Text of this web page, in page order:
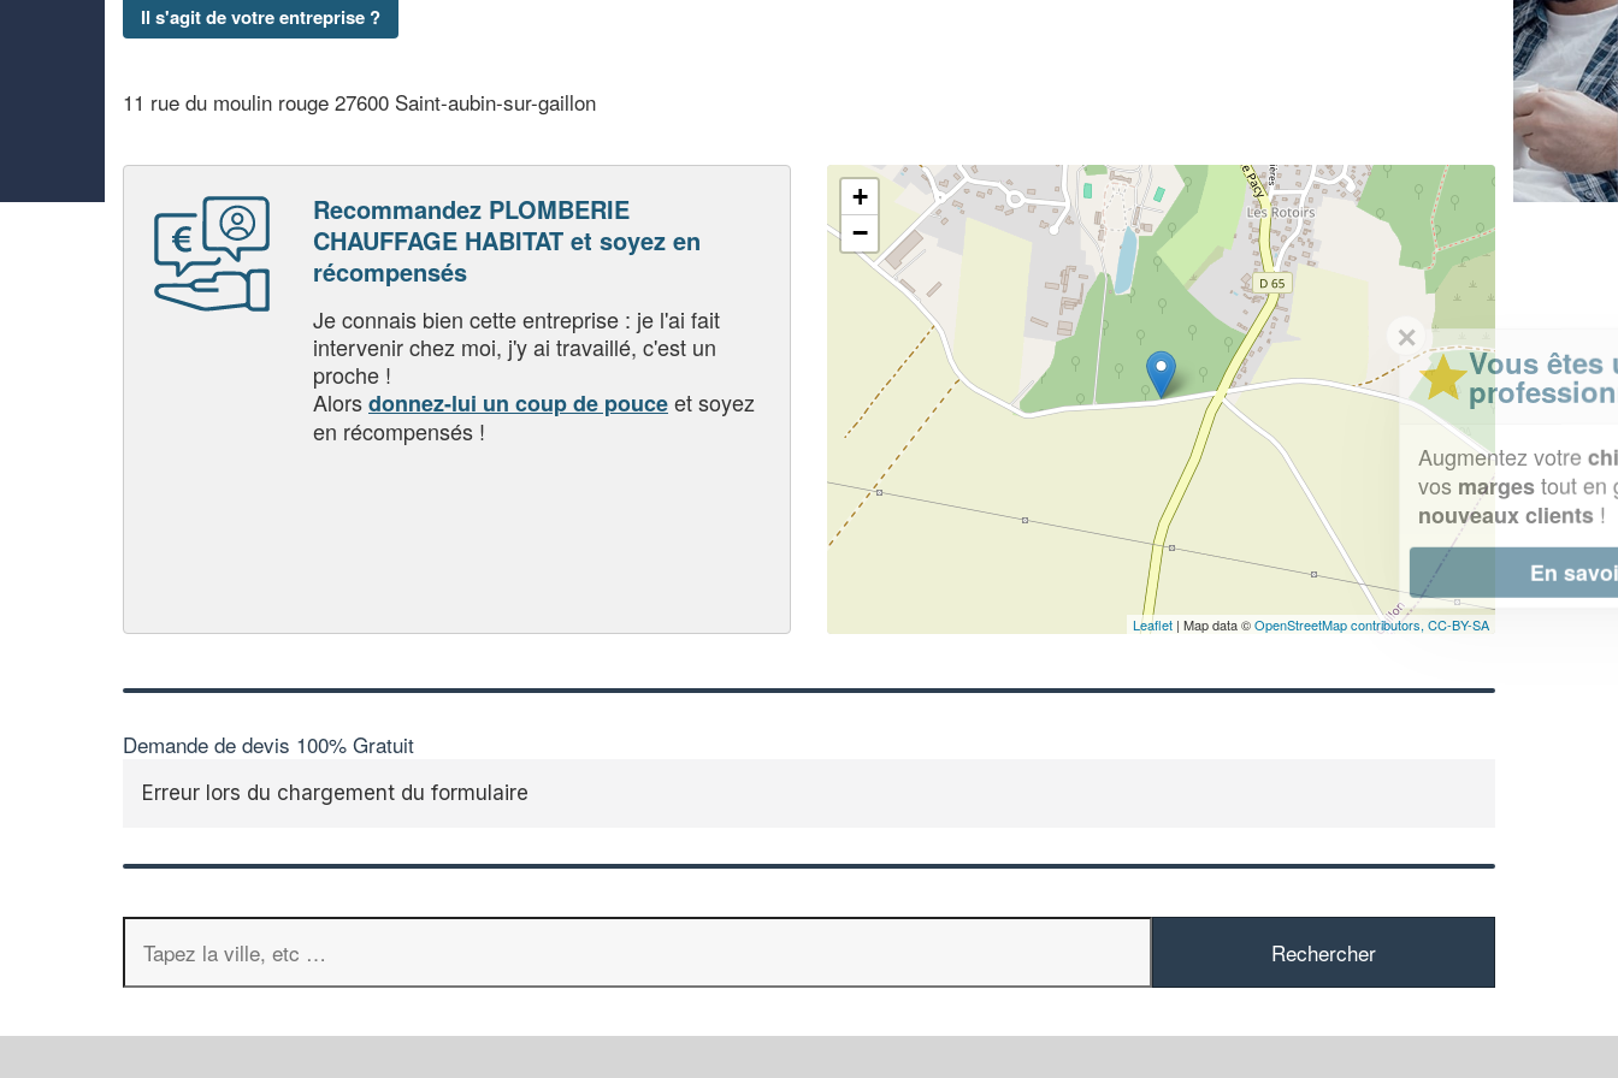
Il s'agit de votre entreprise ?
11 rue du moulin rouge 27600 Saint-aubin-sur-gaillon
Recommandez PLOMBERIE
CHAUFFAGE HABITAT et soyez en
récompensés
Je connais bien cette entreprise : je l'ai fait
intervenir chez moi, j'y ai travaillé, c'est un
proche !
Alorsdonnez-lui un coup de pouceet soyez
en récompensés !
+
−
Leaflet | Map data ©OpenStreetMap contributors, CC-BY-SA
Demande de devis 100% Gratuit
Erreur lors du chargement du formulaire
✕
Vous êtes un
professionnel ?
Augmentez votre chiffre d'affaireset
marges
tout en gagnant de
nouveaux clients
En savoir plus